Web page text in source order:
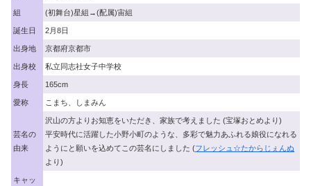
組 (初舞台)星組→(配属)宙組
誕生日 2月8日
出身地 京都府京都市
出身校 私立同志社女子中学校
身長 165cm
愛称 こまち、しまみん
芸名の
由来
沢山の方よりお知恵をいただき、家族で考えました (宝塚おとめより)
平安時代に活躍した小野小町のような、多彩で魅力あふれる娘役になれる
ようにと願いを込めてこの芸名にしました (フレッシュ☆たからじぇんぬ
より)
キャッ